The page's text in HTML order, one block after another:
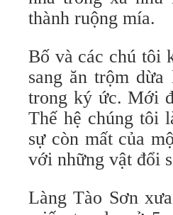
thành ruộng mía.
Bố và các chú tôi
sang ăn trộm
trong ký ức. Mới
Thế hệ chúng tôi
sự còn mất của
với những vật đổi
Làng Tào Sơn